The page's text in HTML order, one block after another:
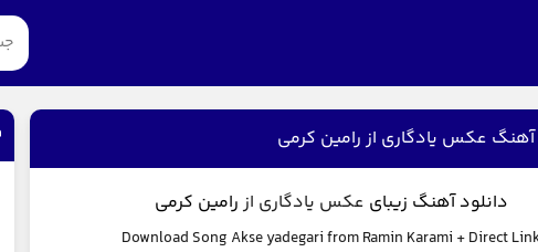
آهنگ عکس یادگاری از رامین کرمی
دانلود آهنگ زیبای عکس یادگاری ازرامین کرمی
Download Song Akse yadegarifromRamin Karami + Direct